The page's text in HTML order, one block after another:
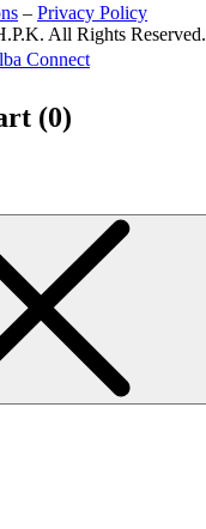
– Privacy Policy
All Rights Reserved.
Connect
(0)